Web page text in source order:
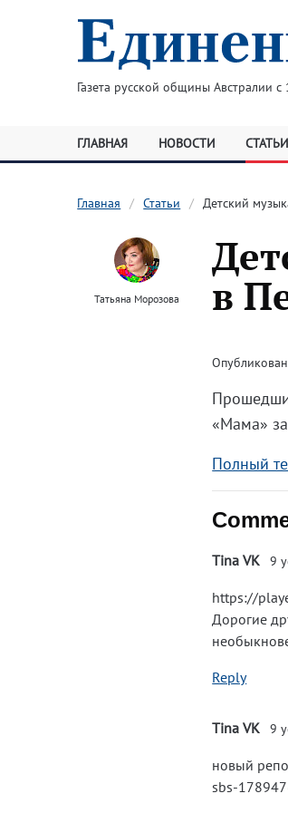
Газета русской общины Австралии с
ГЛАВНАЯ НОВОСТИ СТАТЬИ
Главная Статьи Детский
Татьяна Морозова в
«Мама»
Полный
Tina VK 9
https://
Дорогие
Reply
Tina VK 9
новый
sbs-